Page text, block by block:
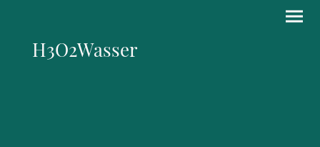
H3O2Wasser